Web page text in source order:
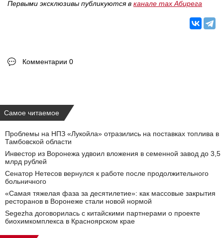
Первыми эксклюзивы публикуются в канале max Абирега
Комментарии 0
Самое читаемое
Проблемы на НПЗ «Лукойла» отразились на поставках топлива в
Тамбовской области
Инвестор из Воронежа удвоил вложения в семенной завод до 3,5
млрд рублей
Сенатор Нетесов вернулся к работе после продолжительного
больничного
«Самая тяжелая фаза за десятилетие»: как массовые закрытия
ресторанов в Воронеже стали новой нормой
Segezha договорилась с китайскими партнерами о проекте
биохимкомплекса в Красноярском крае